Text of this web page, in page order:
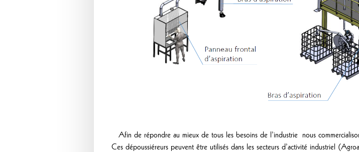
Afin de répondre au mieux de tous les besoins de l’industrie nous
Ces dépoussiéreurs peuvent être utilisés dans les secteurs d’activité industriel